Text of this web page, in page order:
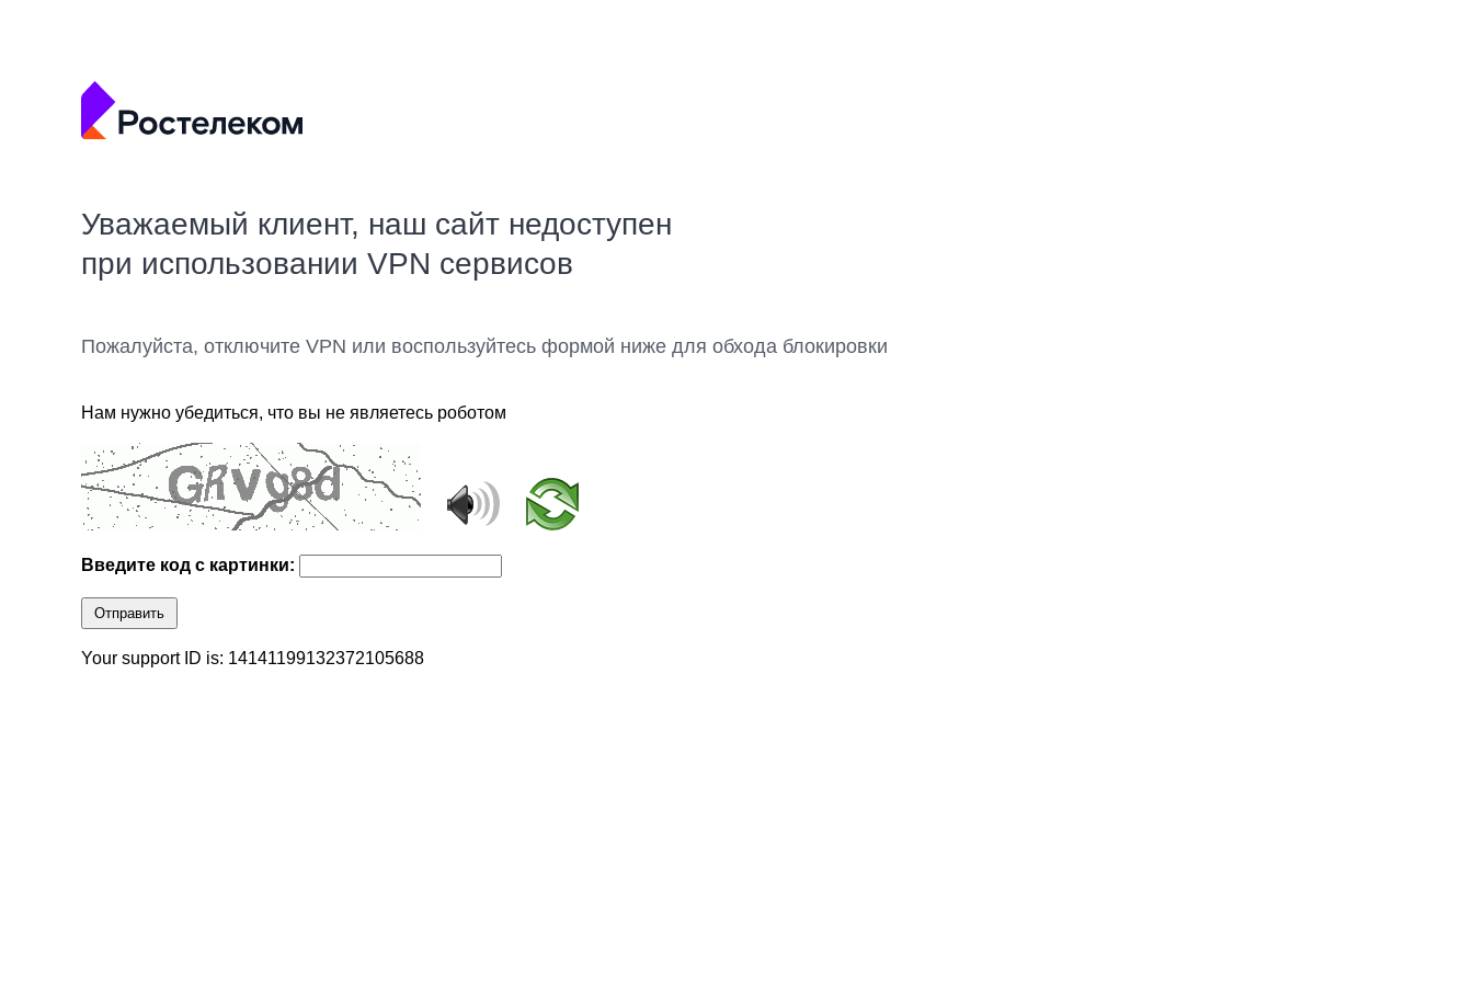
Уважаемый клиент, наш сайт недоступен
при использовании VPN сервисов
Пожалуйста, отключите VPN или воспользуйтесь формой ниже для обхода блокировки
Нам нужно убедиться, что вы не являетесь роботом
Введите код с картинки:
Отправить
Your support ID is: 14141199132372105688